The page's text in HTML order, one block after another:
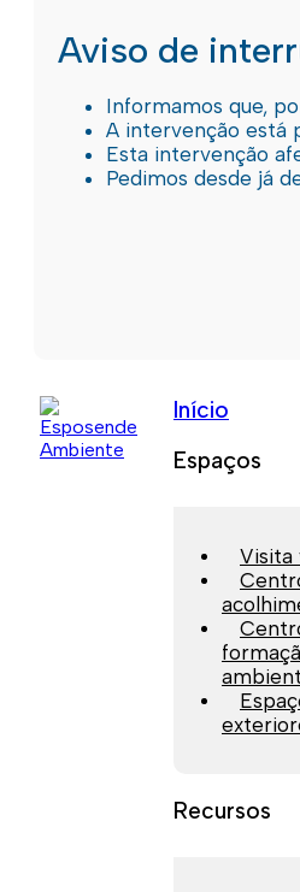
Aviso de
Informamos que,
A intervenção está
Esta intervenção
Pedimos desde já
Início
Espaços
Visita
Recursos